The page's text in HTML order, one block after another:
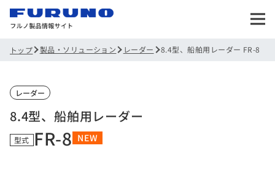
トップ 製品・ソリューション レーダー 8.4型、船舶用レーダー FR-8
レーダー
8.4型、船舶用レーダー
型式 FR-8 NEW